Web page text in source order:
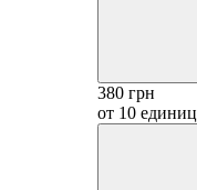
380 грн
от 10 единиц